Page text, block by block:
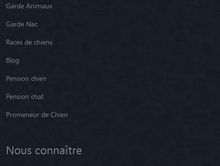
Garde Animaux
Garde Nac
Races de chiens
Blog
Pension chien
Pension chat
Promeneur de Chien
Nous connaître